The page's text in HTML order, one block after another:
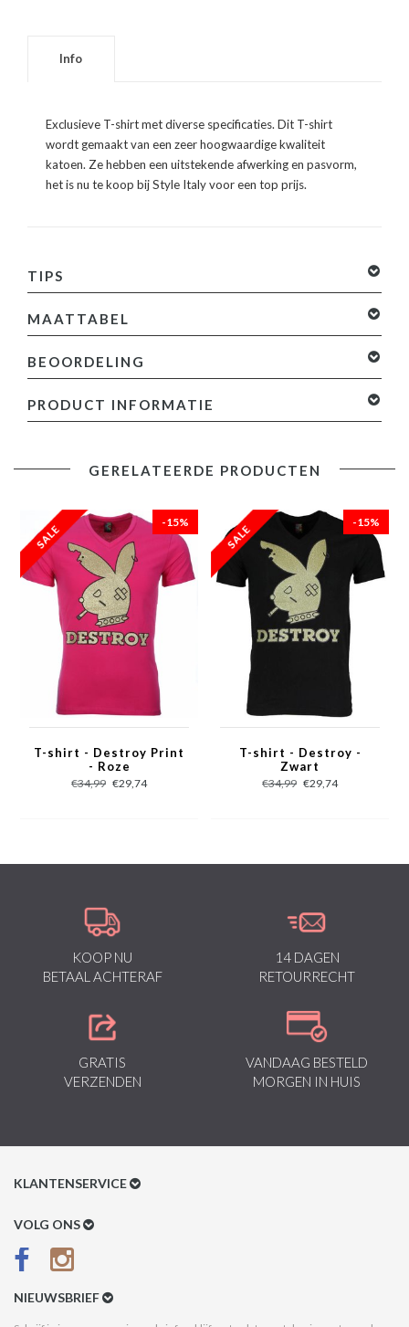
Info
Exclusieve T-shirt met diverse specificaties. Dit T-shirt
wordt gemaakt van een zeer hoogwaardige kwaliteit
katoen. Ze hebben een uitstekende afwerking en pasvorm,
het is nu te koop bij Style Italy voor een top prijs.
TIPS
MAATTABEL
BEOORDELING
toevoegen
PRODUCT INFORMATIE
- Kleur: Zie Afbeelding
- Kraag: Ronde hals
- Mouwen: Korte Mouw
- Patroon: Bedrukt
- Kwalitatief Hoogwaardige Afwerking
- Materiaal: 93% Katoen en 7% Polyester
- Weefsel: Dun geweven
- Pasvorm: Getailleerd Italiaans
- Wasvoorschrift: Machinewas 30 graden, Binnenste buiten wassen
(Niet in de droger)
GERELATEERDE PRODUCTEN
-15%
T-shirt - Destroy Print
- Roze
€34,99 €29,74
-15%
T-shirt - Destroy -
Zwart
€34,99 €29,74
KOOP NU
BETAAL ACHTERAF
14 DAGEN
RETOURRECHT
GRATIS
VERZENDEN
VANDAAG BESTELD
MORGEN IN HUIS
KLANTENSERVICE
Klantenservice
Betaalmethoden
VOLG ONS
NIEUWSBRIEF